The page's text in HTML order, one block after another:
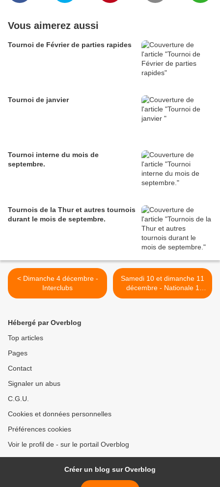
Vous aimerez aussi
Tournoi de Février de parties rapides
Tournoi de janvier
Tournoi interne du mois de
septembre.
Tournois de la Thur et autres tournois
durant le mois de septembre.
< Dimanche 4 décembre -
Interclubs
Samedi 10 et dimanche 11
décembre - Nationale 1
Jeunes >
Hébergé par Overblog
Top articles
Pages
Contact
Signaler un abus
C.G.U.
Cookies et données personnelles
Préférences cookies
Voir le profil de - sur le portail Overblog
Créer un blog sur Overblog